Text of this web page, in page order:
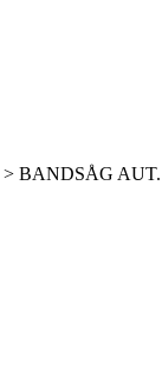
> BANDSÅG